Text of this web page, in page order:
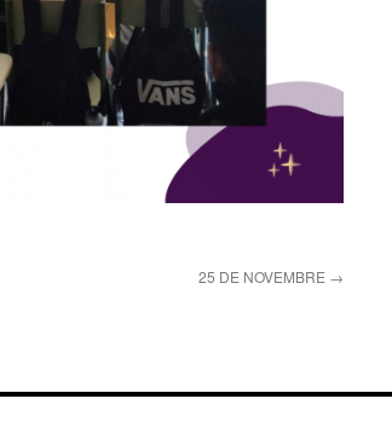
25 DE NOVEMBRE →